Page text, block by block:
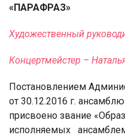
«ПАРАФРАЗ»
Художественный
Концертмейстер –
Постановлением
от 30.12.2016 г.
присвоено звание
исполняемых